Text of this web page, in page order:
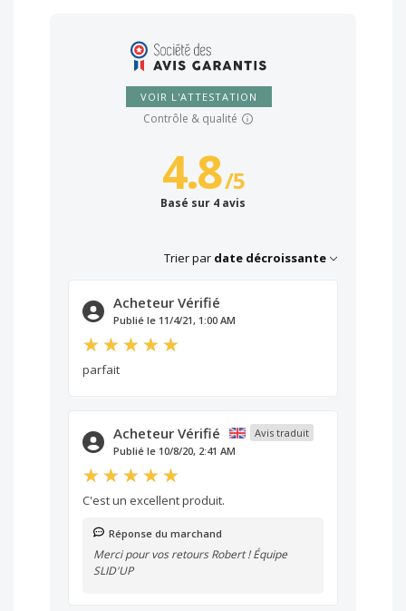
VOIR L'ATTESTATION
Contrôle & qualité
4.8/5
Basé sur 4 avis
Trier par date décroissante
Acheteur Vérifié
Publié le 11/4/21, 1:00 AM
parfait
Acheteur Vérifié
Avis traduit
Publié le 10/8/20, 2:41 AM
C'est un excellent produit.
Réponse du marchand
Merci pour vos retours Robert ! Équipe
SLID'UP